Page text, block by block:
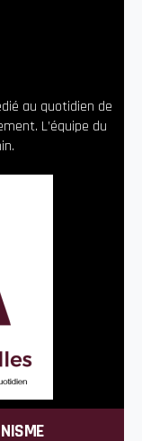
au quotidien de
L’équipe du